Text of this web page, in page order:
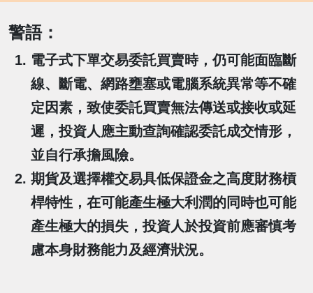
警語：
電子式下單交易委託買賣時，仍可能面臨斷
線、斷電、網路壅塞或電腦系統異常等不確
定因素，致使委託買賣無法傳送或接收或延
遲，投資人應主動查詢確認委託成交情形，
並自行承擔風險。
期貨及選擇權交易具低保證金之高度財務槓
桿特性，在可能產生極大利潤的同時也可能
產生極大的損失，投資人於投資前應審慎考
慮本身財務能力及經濟狀況。